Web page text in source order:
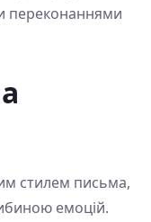
переконаннями
стилем письма,
емоцій.